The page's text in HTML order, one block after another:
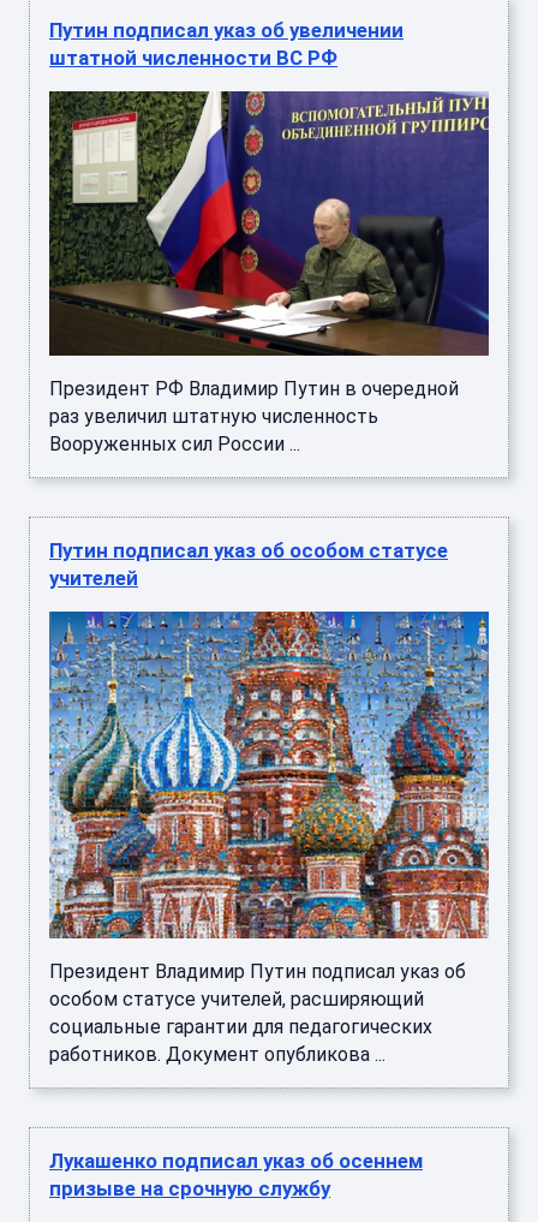
Путин подписал указ об увеличении
штатной численности ВС РФ
Президент РФ Владимир Путин в очередной
раз увеличил штатную численность
Вооруженных сил России ...
Путин подписал указ об особом статусе
учителей
Президент Владимир Путин подписал указ об
особом статусе учителей, расширяющий
социальные гарантии для педагогических
работников. Документ опубликова ...
Лукашенко подписал указ об осеннем
призыве на срочную службу